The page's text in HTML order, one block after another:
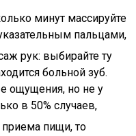
минут массируйте
пальцами,
рук: выбирайте ту
больной зуб.
ощущения, но не у
в 50% случаев,
приема пищи, то